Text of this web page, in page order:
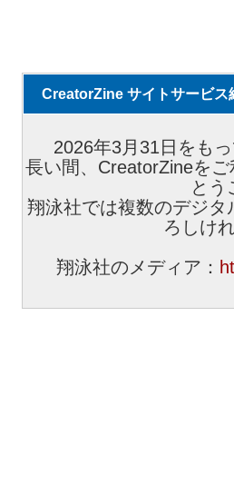
CreatorZine サイトサービス
2026年3月31日をも
長い間、CreatorZineを
とう
翔泳社では複数のデジ
ろしけ
翔泳社のメディア：